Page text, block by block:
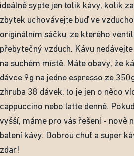
ideálně sypte jen tolik kávy, kolik
zbytek uchovávejte buď ve
originálním sáčku, ze kterého
přebytečný vzduch. Kávu
na suchém místě. Máte obavy, že
dávce 9g na jedno espresso ze
zhruba 38 dávek, to je jen o něco
cappuccino nebo latte denně.
vyšší, máme pro vás řešení - nově
balení kávy. Dobrou chuť a super
zdar!